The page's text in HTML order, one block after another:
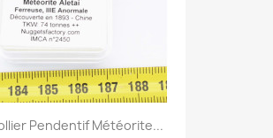
Pendentif Météorite...